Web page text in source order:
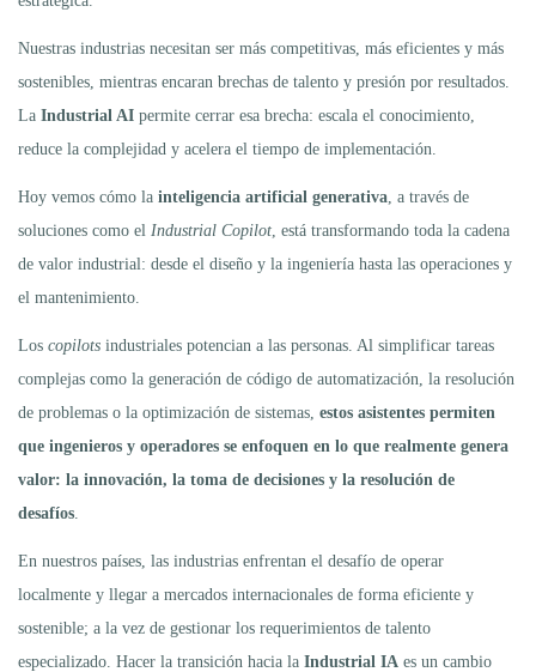
Nuestras industrias necesitan ser más competitivas, más eficientes y más
sostenibles, mientras encaran brechas de talento y presión por resultados.
La Industrial AI permite cerrar esa brecha: escala el conocimiento,
reduce la complejidad y acelera el tiempo de implementación.
Hoy vemos cómo la inteligencia artificial generativa , a través de
soluciones como el Industrial Copilot , está transformando toda la cadena
de valor industrial: desde el diseño y la ingeniería hasta las operaciones y
el mantenimiento.
Los copilots industriales potencian a las personas. Al simplificar tareas
complejas como la generación de código de automatización, la resolución
de problemas o la optimización de sistemas, estos asistentes permiten
que ingenieros y operadores se enfoquen en lo que realmente genera
valor: la innovación, la toma de decisiones y la resolución de
desafíos
En nuestros países, las industrias enfrentan el desafío de operar
localmente y llegar a mercados internacionales de forma eficiente y
sostenible; a la vez de gestionar los requerimientos de talento
especializado. Hacer la transición hacia la Industrial IA es un cambio